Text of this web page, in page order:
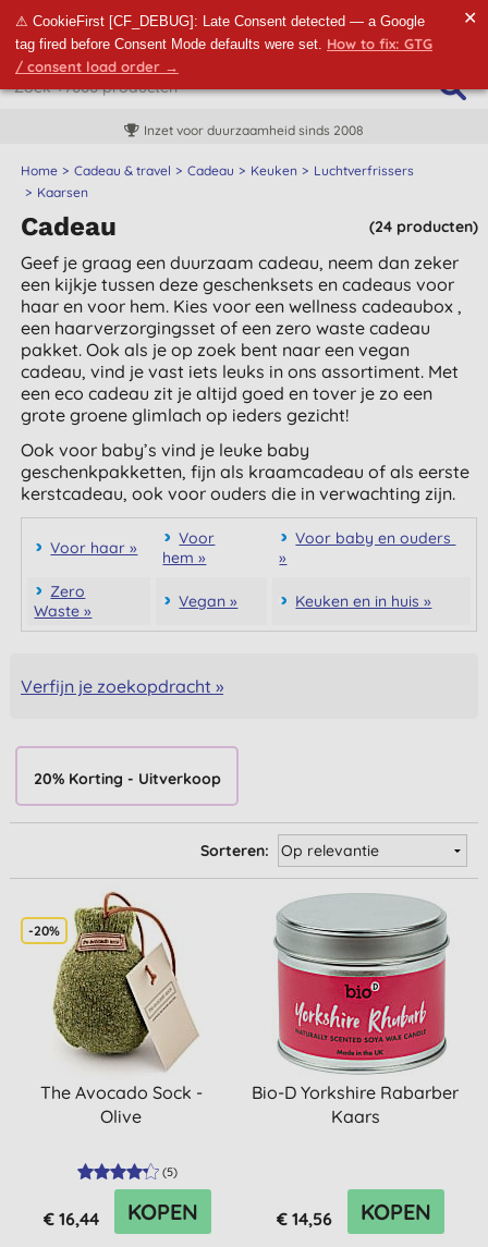
⚠ CookieFirst [CF_DEBUG]: Late Consent detected — a Google
tag fired before Consent Mode defaults were set. How to fix: GTG
/ consent load order →
✕
Inzet voor duurzaamheid sinds 2008
Home Cadeau & travel Cadeau Keuken
Luchtverfrissers
Kaarsen
(24 producten)
Cadeau
Geef je graag een duurzaam cadeau, neem dan zeker
een kijkje tussen deze geschenksets en cadeaus voor
haar en voor hem. Kies voor een wellness cadeaubox ,
een haarverzorgingsset of een zero waste cadeau
pakket. Ook als je op zoek bent naar een vegan
cadeau, vind je vast iets leuks in ons assortiment. Met
een eco cadeau zit je altijd goed en tover je zo een
grote groene glimlach op ieders gezicht!
Ook voor baby’s vind je leuke baby
geschenkpakketten, fijn als kraamcadeau of als eerste
kerstcadeau, ook voor ouders die in verwachting zijn.
Voor haar »
Voor
hem »
Voor baby en ouders
»
Zero
Waste »
Vegan » Keuken en in huis »
Verfijn je zoekopdracht »
20% Korting - Uitverkoop
Sorteren:
-20%
The Avocado Sock -
Olive
(5)
€ 16,44 KOPEN
Bio-D Yorkshire Rabarber
Kaars
€ 14,56 KOPEN